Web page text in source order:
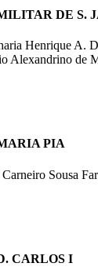
DE S.
Henrique A.
Alexandrino de
PIA
Sousa
CARLOS I